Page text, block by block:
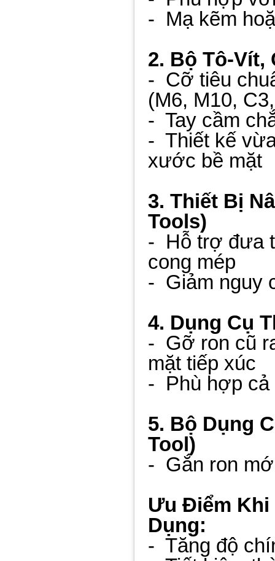
- Mạ kẽm
2. Bộ Tô-Vít,
- Cỡ tiêu
(M6, M10,
- Tay cầm
- Thiết kế
xước bề mặt
3. Thiết Bị
Tools)
- Hỗ trợ đưa
cong mép
- Giảm nguy
4. Dụng Cụ
- Gỡ ron cũ
mặt tiếp xúc
- Phù hợp cả
5. Bộ Dụng
Tool)
- Gắn ron
Ưu Điểm Khi
Dụng:
- Tăng độ